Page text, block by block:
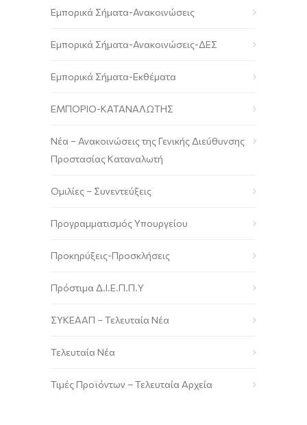
Εμπορικά Σήματα-Ανακοινώσεις
Εμπορικά Σήματα-Ανακοινώσεις-ΔΕΣ
Εμπορικά Σήματα-Εκθέματα
ΕΜΠΟΡΙΟ-ΚΑΤΑΝΑΛΩΤΗΣ
Νέα – Ανακοινώσεις της Γενικής Διεύθυνσης
Προστασίας Καταναλωτή
Ομιλίες – Συνεντεύξεις
Προγραμματισμός Υπουργείου
Προκηρύξεις-Προσκλήσεις
Πρόστιμα Δ.Ι.Ε.Π.Π.Υ
ΣΥΚΕΑΑΠ – Τελευταία Νέα
Τελευταία Νέα
Τιμές Προϊόντων – Τελευταία Αρχεία